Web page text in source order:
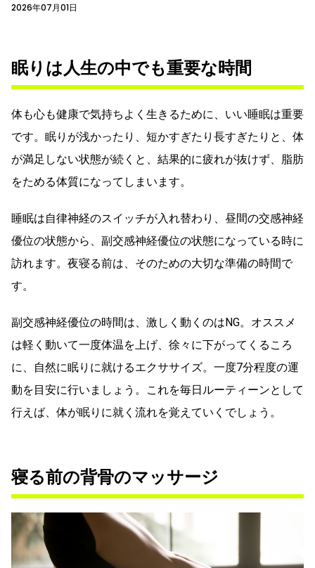
2026年07月01日
眠りは人生の中でも重要な時間
体も心も健康で気持ちよく生きるために、いい睡眠は重要
です。眠りが浅かったり、短かすぎたり長すぎたりと、体
が満足しない状態が続くと、結果的に疲れが抜けず、脂肪
をためる体質になってしまいます。
睡眠は自律神経のスイッチが入れ替わり、昼間の交感神経
優位の状態から、副交感神経優位の状態になっている時に
訪れます。夜寝る前は、そのための大切な準備の時間で
す。
副交感神経優位の時間は、激しく動くのはNG。オススメ
は軽く動いて一度体温を上げ、徐々に下がってくるころ
に、自然に眠りに就けるエクササイズ。一度7分程度の運
動を目安に行いましょう。これを毎日ルーティーンとして
行えば、体が眠りに就く流れを覚えていくでしょう。
寝る前の背骨のマッサージ